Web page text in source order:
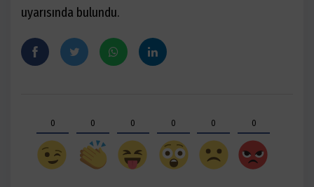
uyarısında bulundu.
0 0 0 0 0 0